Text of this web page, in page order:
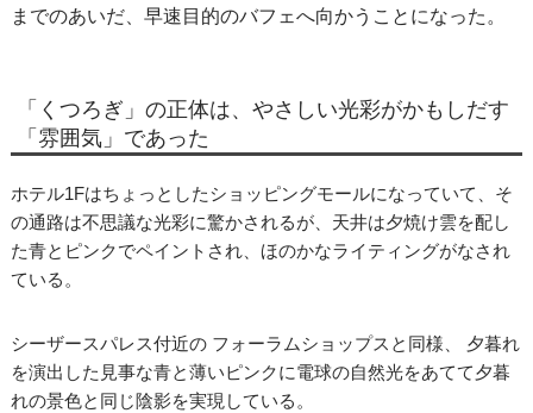
までのあいだ、早速目的のバフェへ向かうことになった。
「くつろぎ」の正体は、やさしい光彩がかもしだす
「雰囲気」であった
ホテル1Fはちょっとしたショッピングモールになっていて、そ
の通路は不思議な光彩に驚かされるが、天井は夕焼け雲を配し
た青とピンクでペイントされ、ほのかなライティングがなされ
ている。
シーザースパレス付近の フォーラムショップスと同様、 夕暮れ
を演出した見事な青と薄いピンクに電球の自然光をあてて夕暮
れの景色と同じ陰影を実現している。